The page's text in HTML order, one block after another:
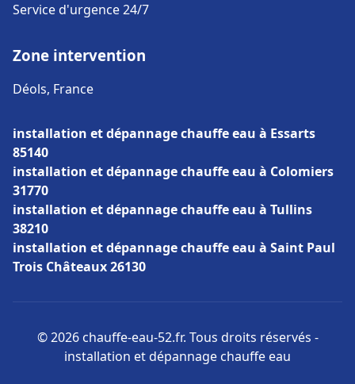
Service d'urgence 24/7
Zone intervention
Déols, France
installation et dépannage chauffe eau à Essarts
85140
installation et dépannage chauffe eau à Colomiers
31770
installation et dépannage chauffe eau à Tullins
38210
installation et dépannage chauffe eau à Saint Paul
Trois Châteaux 26130
© 2026 chauffe-eau-52.fr. Tous droits réservés -
installation et dépannage chauffe eau